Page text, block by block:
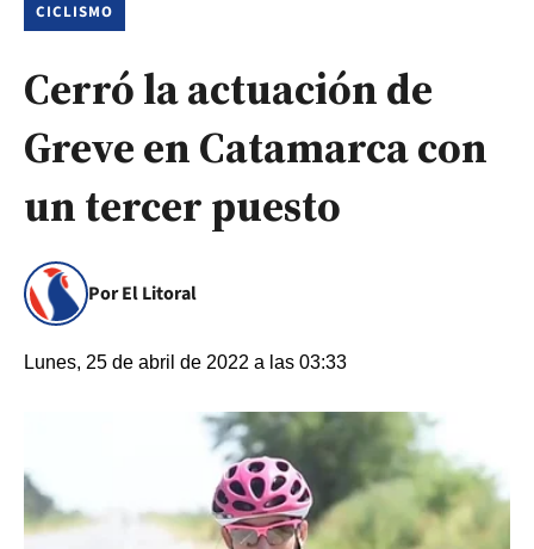
CICLISMO
Cerró la actuación de
Greve en Catamarca con
un tercer puesto
Por El Litoral
Lunes, 25 de abril de 2022 a las 03:33